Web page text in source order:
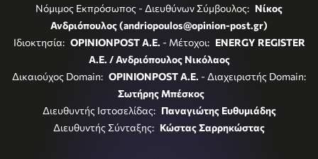
Νόμιμος Εκπρόσωπος - Διευθύνων Σύμβουλος: Νίκος
Ανδριόπουλος (andriopoulos@opinion-post.gr)
Ιδιοκτησία: OPINIONPOST A.E. - Μέτοχοι: ENERGY REGISTER
Α.Ε. / Ανδριόπουλος Νικόλαος
Δικαιούχος Domain: OPINIONPOST A.E. - Διαχειριστής Domain:
Σωτήρης Μπέσκος
Διευθυντής Ιστοσελίδας: Παναγιώτης Ευθυμιάδης
Διευθυντής Σύνταξης: Κώστας Σαρρηκώστας